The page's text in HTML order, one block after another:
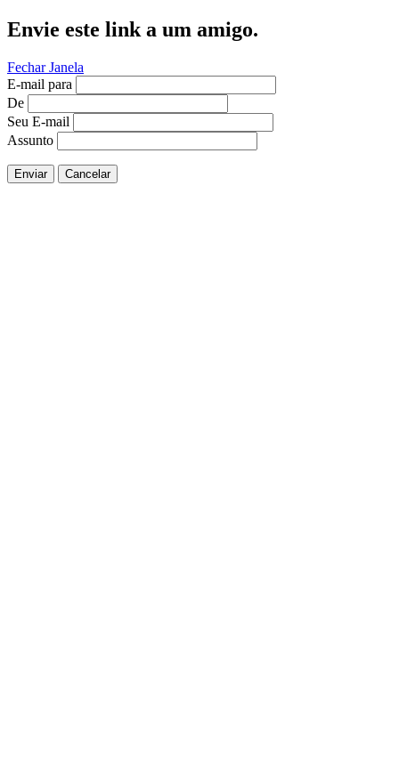
Envie este link a um amigo.
Fechar Janela
E-mail para
De
Seu E-mail
Assunto
Enviar Cancelar